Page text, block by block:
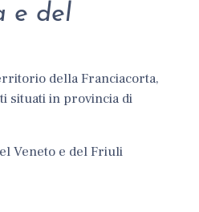
e del
della Franciacorta,
situati in provincia di
Veneto e del Friuli